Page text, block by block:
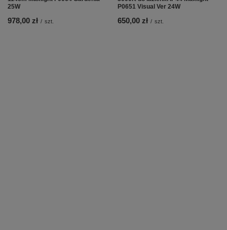
25W
978,00 zł / szt.
P0651 Visual Ver 24W
650,00 zł / szt.